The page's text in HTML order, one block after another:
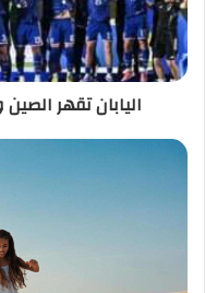
اليابان تقهر الصين